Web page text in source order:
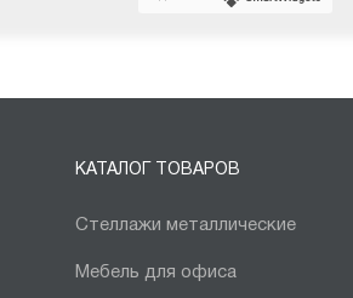
КАТАЛОГ ТОВАРОВ
Стеллажи металлические
Мебель для офиса